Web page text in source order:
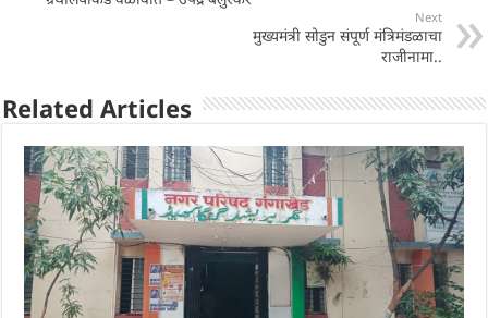
k
Next
मुख्यमंत्री सोडुन संपूर्ण मंत्रिमंडळाचा
राजीनामा..
Related Articles